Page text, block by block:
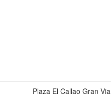
Plaza El Callao Gran Via